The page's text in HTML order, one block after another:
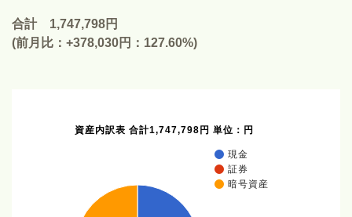
合計 1,747,798円
(前月比：+378,030円：127.60%)
資産内訳表 合計1,747,798円 単位：円
現金
証券
暗号資産